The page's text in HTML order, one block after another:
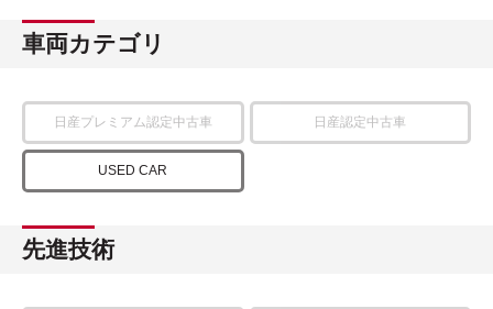
車両カテゴリ
日産プレミアム認定中古車 日産認定中古車
USED CAR
先進技術